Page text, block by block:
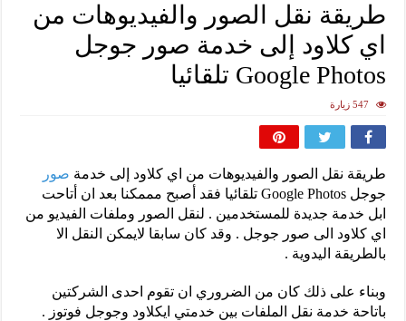
طريقة نقل الصور والفيديوهات من
اي كلاود إلى خدمة صور جوجل
Google Photos تلقائيا
547 زيارة
طريقة نقل الصور والفيديوهات من اي كلاود إلى خدمة صور
جوجل Google Photos تلقائيا فقد أصبح مممكنا بعد ان أتاحت
ابل خدمة جديدة للمستخدمين . لنقل الصور وملفات الفيديو من
اي كلاود الى صور جوجل . وقد كان سابقا لايمكن النقل الا
بالطريقة اليدوية .
وبناء على ذلك كان من الضروري ان تقوم احدى الشركتين
باتاحة خدمة نقل الملفات بين خدمتي ايكلاود وجوجل فوتوز .